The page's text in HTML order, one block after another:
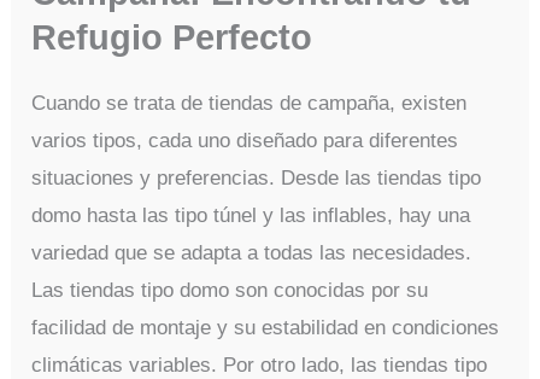
Refugio Perfecto
Cuando se trata de tiendas de campaña, existen
varios tipos, cada uno diseñado para diferentes
situaciones y preferencias. Desde las tiendas tipo
domo hasta las tipo túnel y las inflables, hay una
variedad que se adapta a todas las necesidades.
Las tiendas tipo domo son conocidas por su
facilidad de montaje y su estabilidad en condiciones
climáticas variables. Por otro lado, las tiendas tipo